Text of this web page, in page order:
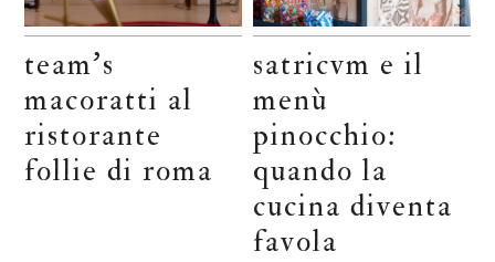
team’s
macoratti al
ristorante
follie di roma
satricvm e il
menù
pinocchio:
quando la
cucina diventa
favola